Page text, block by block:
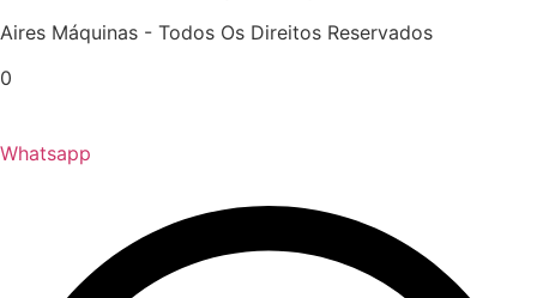
Aires Máquinas - Todos Os Direitos Reservados
0
Whatsapp